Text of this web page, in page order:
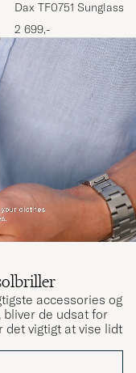
Dax TF0751
2 699,-
accessories og
de udsat for
det vigtigt at vise lidt